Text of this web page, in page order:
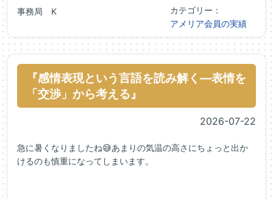
事務局 K
カテゴリー：
アメリア会員の実績
『感情表現という言語を読み解く―表情を
「交渉」から考える』
2026-07-22
急に暑くなりましたね😅あまりの気温の高さにちょっと出か
けるのも慎重になってしまいます。